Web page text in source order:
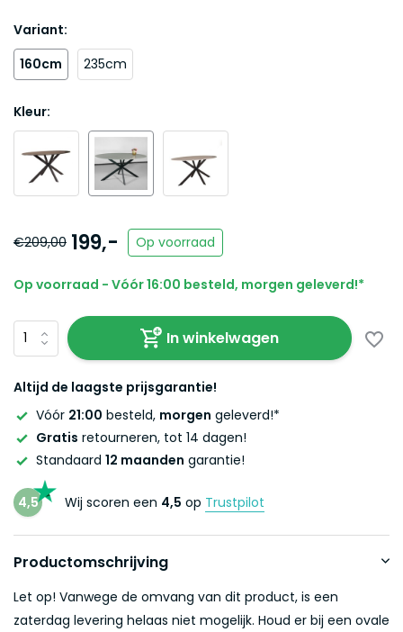
Variant:
160cm
235cm
Kleur:
€209,00 199,- Op voorraad
Op voorraad - Vóór 16:00 besteld, morgen geleverd!*
In winkelwagen
Altijd de laagste prijsgarantie!
Vóór 21:00 besteld, morgen geleverd!*
Gratis retourneren, tot 14 dagen!
Standaard 12 maanden garantie!
4,5 Wij scoren een 4,5 op Trustpilot
Productomschrijving
Let op! Vanwege de omvang van dit product, is een
zaterdag levering helaas niet mogelijk. Houd er bij een ovale